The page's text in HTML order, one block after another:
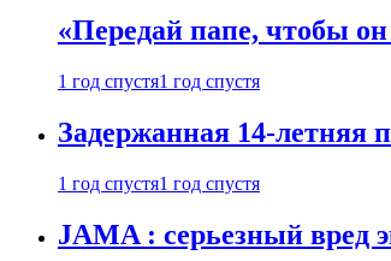
«Передай папе, чтобы
1 год спустя1 год спустя
Задержанная 14-летняя
1 год спустя1 год спустя
JAMA : серьезный вред